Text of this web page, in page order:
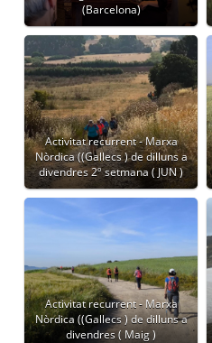
(Barcelona)
Activitat recurrent - Marxa
Nòrdica ((Gallecs ) de dilluns a
divendres 2º setmana ( JUN )
Activitat recurrent - Marxa
Nòrdica ((Gallecs ) de dilluns a
divendres ( Maig )